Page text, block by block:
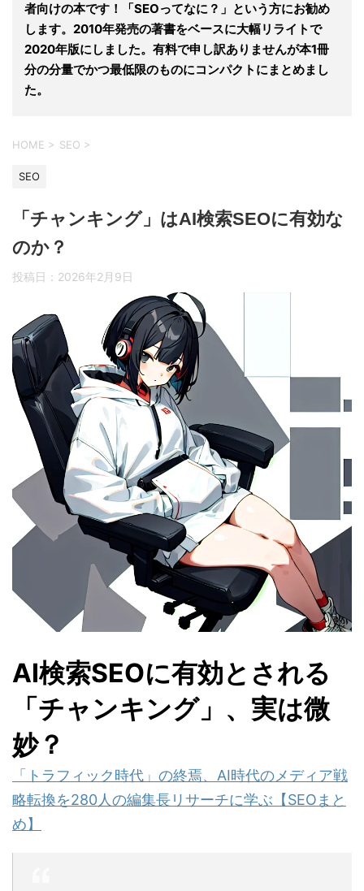
者向けの本です！「SEOってなに？」という方にお勧め
します。2010年発売の著書をベースに大幅リライトで
2020年版にしました。有料で申し訳ありませんが本1冊
分の分量でかつ最低限のものにコンパクトにまとめまし
た。
HOME > SEO >
SEO
「チャンキング」はAI検索SEOに有効な
のか？
投稿日： 2026年2月9日
AI検索SEOに有効とされる
「チャンキング」、実は微
妙？
「トラフィック時代」の終焉、AI時代のメディア戦
略転換を280人の編集長リサーチに学ぶ【SEOまと
め】